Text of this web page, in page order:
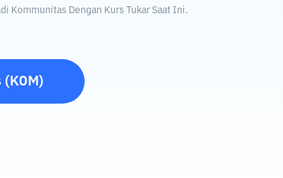
Kommunitas Dengan Kurs Tukar Saat Ini.
( KOM )